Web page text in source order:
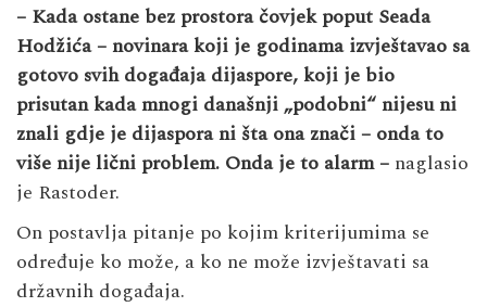
– Kada ostane bez prostora čovjek poput Seada
Hodžića – novinara koji je godinama izvještavao sa
gotovo svih događaja dijaspore, koji je bio
prisutan kada mnogi današnji „podobni“ nijesu ni
znali gdje je dijaspora ni šta ona znači – onda to
više nije lični problem. Onda je to alarm – naglasio
je Rastoder.
On postavlja pitanje po kojim kriterijumima se
određuje ko može, a ko ne može izvještavati sa
državnih događaja.